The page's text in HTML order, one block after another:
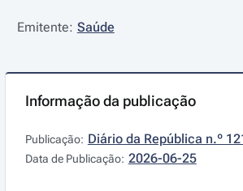
Emitente: Saúde
Informação da publicação
Publicação: Diário da República n.º
Data de Publicação: 2026-06-25